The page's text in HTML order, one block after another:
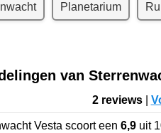
Planetarium
van
2 reviews|
Vesta scoort een 6,9 uit